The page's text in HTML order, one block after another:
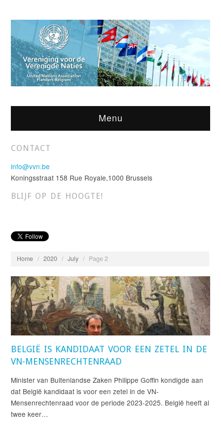
Menu
CONTACT
info@vvn.be
Koningsstraat 158 Rue Royale,1000 Brussels
BLIJF OP DE HOOGTE!
Home / 2020 / July / Page 2
BELGIË IS KANDIDAAT VOOR EEN ZETEL IN DE
VN-MENSENRECHTENRAAD
Minister van Buitenlandse Zaken Philippe Goffin kondigde aan
dat België kandidaat is voor een zetel in de VN-
Mensenrechtenraad voor de periode 2023-2025. België heeft al
twee keer…